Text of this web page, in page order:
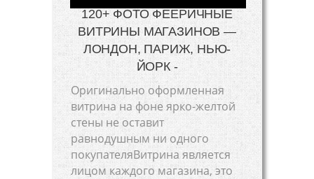
120+ ФОТО ФЕЕРИЧНЫЕ
ВИТРИНЫ МАГАЗИНОВ —
ЛОНДОН, ПАРИЖ, НЬЮ-
ЙОРК -
Оригинально оформленная
витрина на фоне ярко-желтой
стены не оставит
равнодушным ни одного
покупателяВитрина является
лицом каждого магазина, это